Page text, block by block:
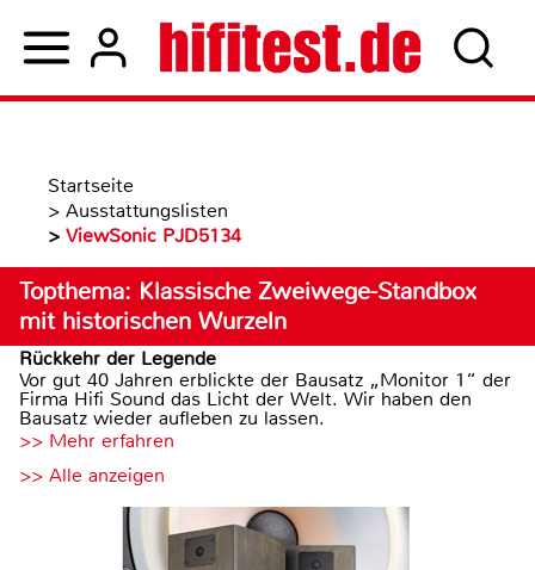
Startseite
> Ausstattungslisten
> ViewSonic PJD5134
Topthema: Klassische Zweiwege-Standbox
mit historischen Wurzeln
Rückkehr der Legende
Vor gut 40 Jahren erblickte der Bausatz „Monitor 1“ der
Firma Hifi Sound das Licht der Welt. Wir haben den
Bausatz wieder aufleben zu lassen.
>> Mehr erfahren
>> Alle anzeigen